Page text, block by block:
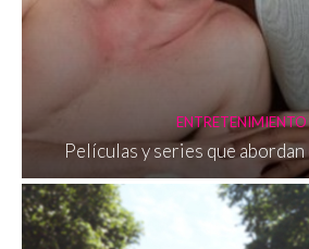
ENTRETENIMIENTO
Películas y series que